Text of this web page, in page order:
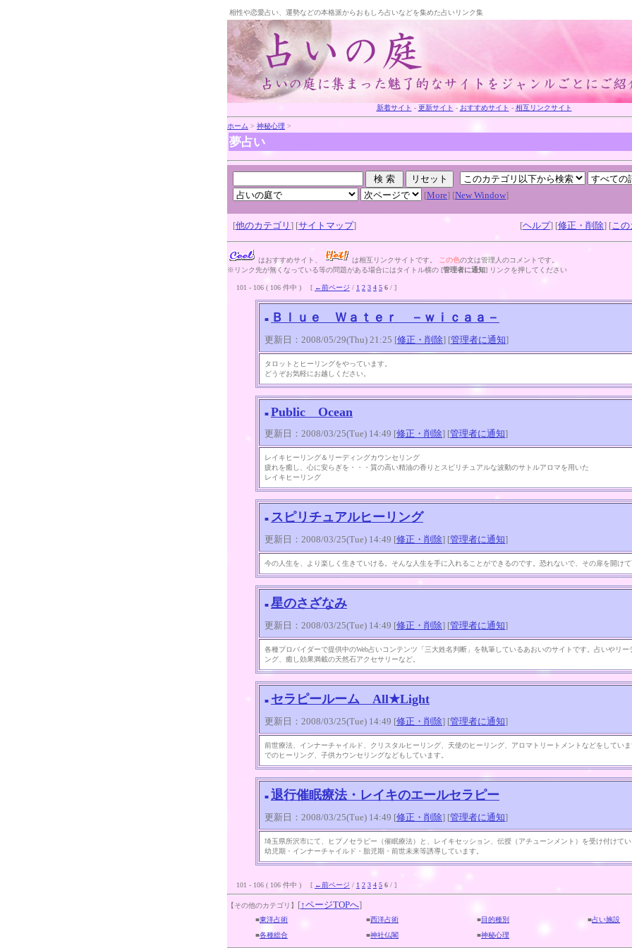
相性や恋愛占い、運勢などの本格派からおもしろ占いなどを集めた占いリンク集
新着サイト - 更新サイト - おすすめサイト - 相互リンクサイト
ホーム > 神秘心理 >
夢占い
[More] [New Window]
[他のカテゴリ ] [サイトマップ] [ヘルプ] [修正・削除] [こ
はおすすめサイト、 は相互リンクサイトです。 この色の文は管理人のコメントです。
※リンク先が無くなっている等の問題がある場合にはタイトル横の [管理者に通知] リンクを押してください
101 - 106 ( 106 件中 ) [ ←前ページ / 1 2 3 4 5 6 / ]
■ Ｂｌｕｅ Ｗａｔｅｒ －ｗｉｃａａ－
更新日：2008/05/29(Thu) 21:25 [修正・削除] [管理者に通知]
タロットとヒーリングをやっています。
どうぞお気軽にお越しください。
■ Public Ocean
更新日：2008/03/25(Tue) 14:49 [修正・削除] [管理者に通知]
レイキヒーリング＆リーディングカウンセリング
疲れを癒し、心に安らぎを・・・質の高い精油の香りとスピリチュアルな波動のサトルアロマを用いた
レイキヒーリング
■ スピリチュアルヒーリング
更新日：2008/03/25(Tue) 14:49 [修正・削除] [管理者に通知]
今の人生を、より楽しく生きていける。そんな人生を手に入れることができるのです。恐れないで、その扉を開け
■ 星のさざなみ
更新日：2008/03/25(Tue) 14:49 [修正・削除] [管理者に通知]
各種プロバイダーで提供中のWeb占いコンテンツ「三大姓名判断」を執筆しているあおいのサイトです。占いやリー
ング、癒し効果満載の天然石アクセサリーなど。
■ セラピールーム All★Light
更新日：2008/03/25(Tue) 14:49 [修正・削除] [管理者に通知]
前世療法、インナーチャイルド、クリスタルヒーリング、天使のヒーリング、アロマトリートメントなどをしてい
でのヒーリング、子供カウンセリングなどもしています。
■ 退行催眠療法・レイキのエールセラピー
更新日：2008/03/25(Tue) 14:49 [修正・削除] [管理者に通知]
埼玉県所沢市にて、ヒプノセラピー（催眠療法）と、レイキセッション、伝授（アチューンメント）を受け付けて
幼児期・インナーチャイルド・胎児期・前世未来等誘導しています。
101 - 106 ( 106 件中 ) [ ←前ページ / 1 2 3 4 5 6 / ]
【その他のカテゴリ】 [↑ページTOPへ]
■東洋占術 ■西洋占術 ■目的種別 ■占い施設
■各種総合 ■神社仏閣 ■神秘心理